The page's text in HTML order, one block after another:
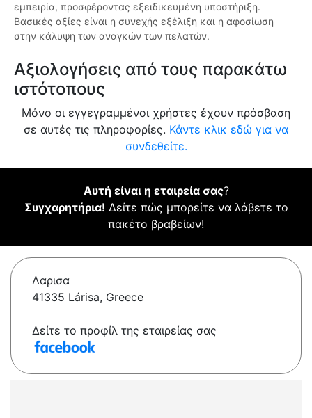
εμπειρία, προσφέροντας εξειδικευμένη υποστήριξη.
Βασικές αξίες είναι η συνεχής εξέλιξη και η αφοσίωση
στην κάλυψη των αναγκών των πελατών.
Αξιολογήσεις από τους παρακάτω
ιστότοπους
Μόνο οι εγγεγραμμένοι χρήστες έχουν πρόσβαση
σε αυτές τις πληροφορίες. Κάντε κλικ εδώ για να
συνδεθείτε.
Αυτή είναι η εταιρεία σας?
Συγχαρητήρια! Δείτε πώς μπορείτε να λάβετε το
πακέτο βραβείων!
Λαρισα
41335 Lárisa, Greece
Δείτε το προφίλ της εταιρείας σας